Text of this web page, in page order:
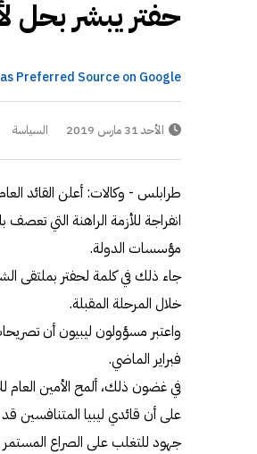
حفتر يبشر بحل
Preferred Source on Google
الأحد 31 مارس 2019 السياسة
طرابلس - وكالات: أعلن القائد
انفراجة للأزمة الراهنة التي
مؤسسات الدولة.
جاء ذلك في كلمة لحفتر بملتقى
خلال المرحلة المقبلة.
واعتبر مسؤولون ليبيون أن
فبراير الماضي.
في غضون ذلك، ألمح الأمين
على أن قائدي ليبيا المتنافسين
جهود للتغلب على الصراع المستمر